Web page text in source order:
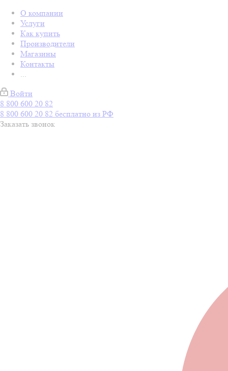
О компании
Услуги
Как купить
Производители
Магазины
Контакты
...
Войти
8 800 600 20 82
8 800 600 20 82 бесплатно из РФ
Заказать звонок